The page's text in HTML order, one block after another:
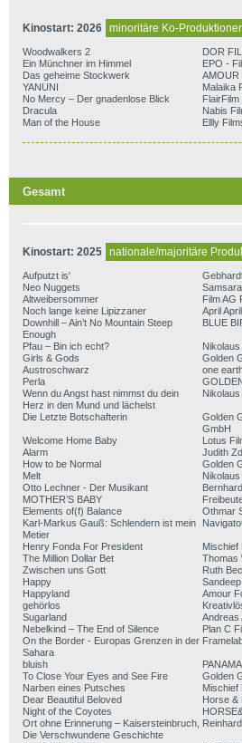
Kinostart: 2026 minoritäre Ko-
Woodwalkers 2 DOR
Ein Münchner im Himmel
EPO -
Das geheime Stockwerk
AMOUR
YANUNI
Malaika
No Mercy – Der gnadenlose Blick
Dracula
Nabis
Man of the House
Ellly
Gesamt
Kinostart: 2025 nationale/majoritäre
Aufputzt is'
Neo Nuggets
Altweibersommer
Film AG
Noch lange keine Lipizzaner
April
Downhill – Ain’t No Mountain Steep
Enough
BLUE
Pfau – Bin ich echt?
Girls & Gods
Golden
Austroschwarz
one
Perla
Wenn du Angst hast nimmst du dein
Herz in den Mund und lächelst
Die Letzte Botschafterin
Golden
GmbH
Welcome Home Baby Lotus
Alarm
Judith
How to be Normal
Golden
Melt
Otto Lechner - Der Musikant
MOTHER’S BABY
Elements of(f) Balance
Othmar
Karl-Markus Gauß: Schlendern ist mein
Metier
Henry Fonda For President Mischief
The Million Dollar Bet
Thomas
Zwischen uns Gott
Ruth
Happy
Happyland
Amour
gehörlos
Sugarland
Andreas
Nebelkind – The End of Silence
Plan C
On the Border - Europas Grenzen in der
Sahara
bluish
To Close Your Eyes and See Fire
Golden
Narben eines Putsches
Mischief
Dear Beautiful Beloved
Horse &
Night of the Coyotes
Ort ohne Erinnerung – Kaisersteinbruch,
Die Verschwundene Geschichte